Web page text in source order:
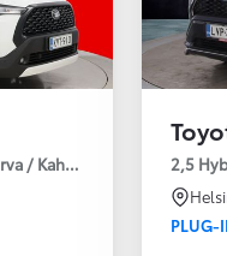
/ Kahdet Renkaat / 2,5
PLUG-